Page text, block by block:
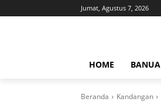
Jumat, Agustus 7, 2026
HOME BANUA
Beranda Kandangan